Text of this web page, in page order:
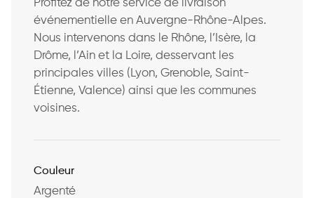
Profitez de notre service de livraison
événementielle en Auvergne-Rhône-Alpes.
Nous intervenons dans le Rhône, l’Isère, la
Drôme, l’Ain et la Loire, desservant les
principales villes (Lyon, Grenoble, Saint-
Étienne, Valence) ainsi que les communes
voisines.
Couleur
Argenté